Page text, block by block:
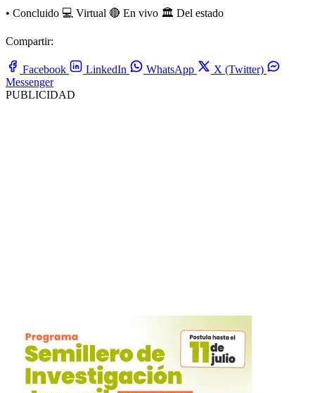
• Concluido 💻 Virtual 🔴 En vivo 🏛️ Del estado
Compartir:
Facebook LinkedIn WhatsApp
X (Twitter)
Messenger
PUBLICIDAD